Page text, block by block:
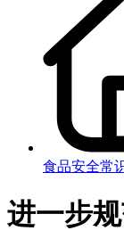
食品安全常
进一步